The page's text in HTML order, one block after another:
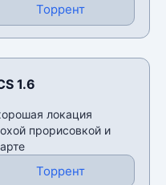
Торрент
1.6
локация
прорисовкой и
Торрент